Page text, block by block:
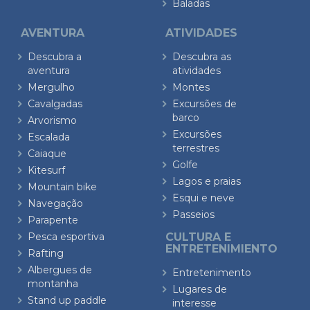
Baladas
AVENTURA
Descubra a
aventura
Mergulho
Cavalgadas
Arvorismo
Escalada
Caiaque
Kitesurf
Mountain bike
Navegação
Parapente
Pesca esportiva
Rafting
Albergues de
montanha
Stand up paddle
ATIVIDADES
Descubra as
atividades
Montes
Excursões de
barco
Excursões
terrestres
Golfe
Lagos e praias
Esqui e neve
Passeios
CULTURA E
ENTRETENIMIENTO
Entretenimento
Lugares de
interesse